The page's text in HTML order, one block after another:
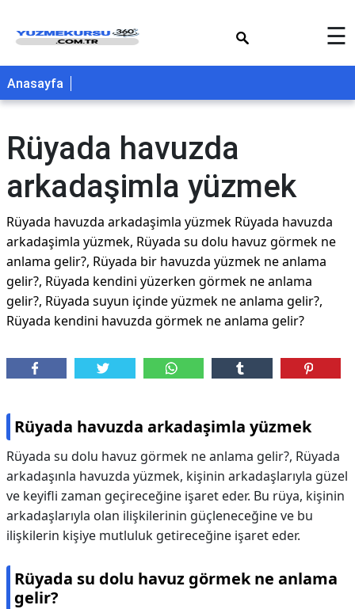
☰
Anasayfa
Rüyada havuzda
arkadaşimla yüzmek
Rüyada havuzda arkadaşimla yüzmek Rüyada havuzda
arkadaşimla yüzmek, Rüyada su dolu havuz görmek ne
anlama gelir?, Rüyada bir havuzda yüzmek ne anlama
gelir?, Rüyada kendini yüzerken görmek ne anlama
gelir?, Rüyada suyun içinde yüzmek ne anlama gelir?,
Rüyada kendini havuzda görmek ne anlama gelir?
Rüyada havuzda arkadaşimla yüzmek
Rüyada su dolu havuz görmek ne anlama gelir?, Rüyada
arkadaşınla havuzda yüzmek, kişinin arkadaşlarıyla güzel
ve keyifli zaman geçireceğine işaret eder. Bu rüya, kişinin
arkadaşlarıyla olan ilişkilerinin güçleneceğine ve bu
ilişkilerin kişiye mutluluk getireceğine işaret eder.
Rüyada su dolu havuz görmek ne anlama
gelir?